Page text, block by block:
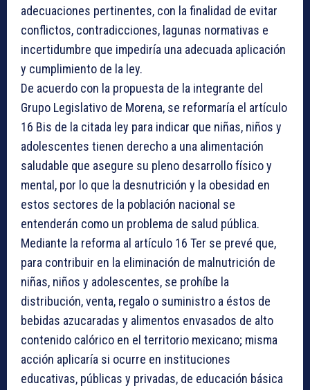
adecuaciones pertinentes, con la finalidad de evitar
conflictos, contradicciones, lagunas normativas e
incertidumbre que impediría una adecuada aplicación
y cumplimiento de la ley.
De acuerdo con la propuesta de la integrante del
Grupo Legislativo de Morena, se reformaría el artículo
16 Bis de la citada ley para indicar que niñas, niños y
adolescentes tienen derecho a una alimentación
saludable que asegure su pleno desarrollo físico y
mental, por lo que la desnutrición y la obesidad en
estos sectores de la población nacional se
entenderán como un problema de salud pública.
Mediante la reforma al artículo 16 Ter se prevé que,
para contribuir en la eliminación de malnutrición de
niñas, niños y adolescentes, se prohíbe la
distribución, venta, regalo o suministro a éstos de
bebidas azucaradas y alimentos envasados de alto
contenido calórico en el territorio mexicano; misma
acción aplicaría si ocurre en instituciones
educativas, públicas y privadas, de educación básica